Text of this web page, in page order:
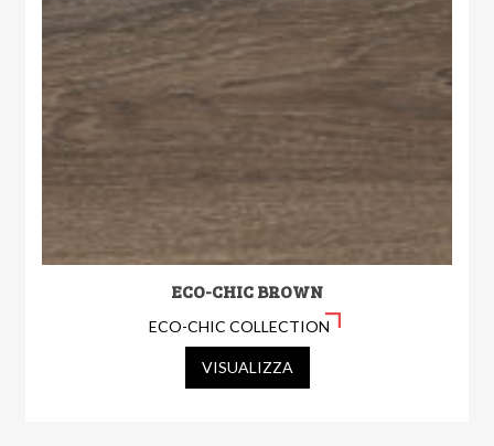
ECO-CHIC BROWN
ECO-CHIC COLLECTION
VISUALIZZA